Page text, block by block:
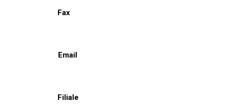
Fax
Email
Filiale